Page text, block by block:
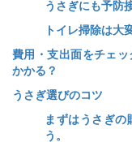
うさぎにも予防
トイレ掃除は大
費用・支出面をチェ
かかる？
うさぎ選びのコツ
まずはうさぎ
う。